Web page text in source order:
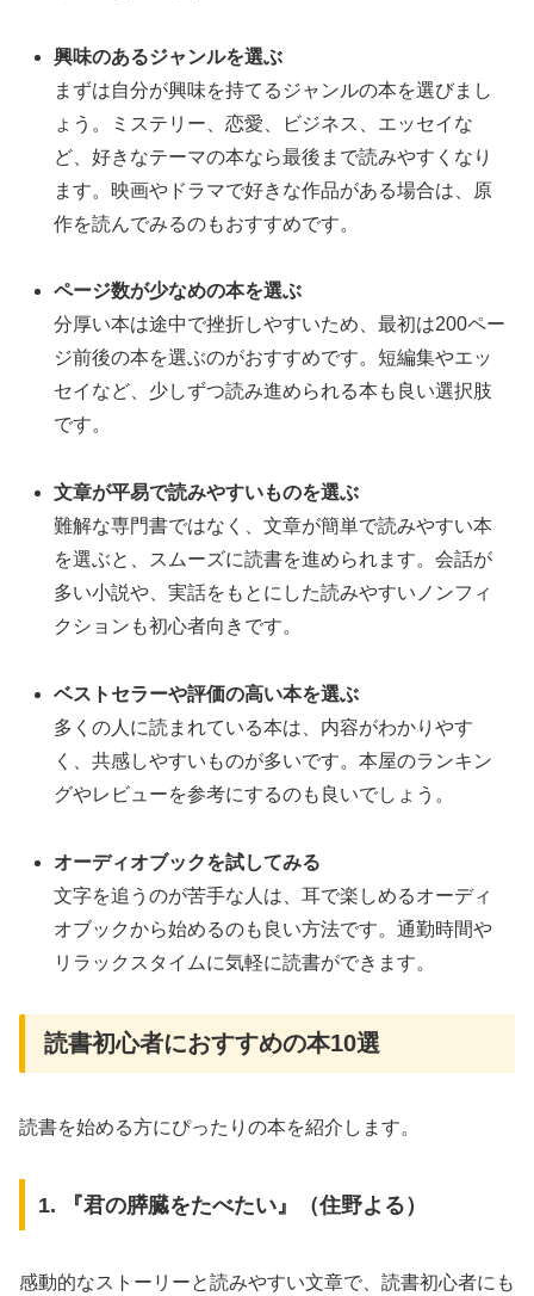
興味のあるジャンルを選ぶ
まずは自分が興味を持てるジャンルの本を選びまし
ょう。ミステリー、恋愛、ビジネス、エッセイな
ど、好きなテーマの本なら最後まで読みやすくなり
ます。映画やドラマで好きな作品がある場合は、原
作を読んでみるのもおすすめです。
ページ数が少なめの本を選ぶ
分厚い本は途中で挫折しやすいため、最初は200ペー
ジ前後の本を選ぶのがおすすめです。短編集やエッ
セイなど、少しずつ読み進められる本も良い選択肢
です。
文章が平易で読みやすいものを選ぶ
難解な専門書ではなく、文章が簡単で読みやすい本
を選ぶと、スムーズに読書を進められます。会話が
多い小説や、実話をもとにした読みやすいノンフィ
クションも初心者向きです。
ベストセラーや評価の高い本を選ぶ
多くの人に読まれている本は、内容がわかりやす
く、共感しやすいものが多いです。本屋のランキン
グやレビューを参考にするのも良いでしょう。
オーディオブックを試してみる
文字を追うのが苦手な人は、耳で楽しめるオーディ
オブックから始めるのも良い方法です。通勤時間や
リラックスタイムに気軽に読書ができます。
読書初心者におすすめの本10選
読書を始める方にぴったりの本を紹介します。
1. 『君の膵臓をたべたい』（住野よる）
感動的なストーリーと読みやすい文章で、読書初心者にも